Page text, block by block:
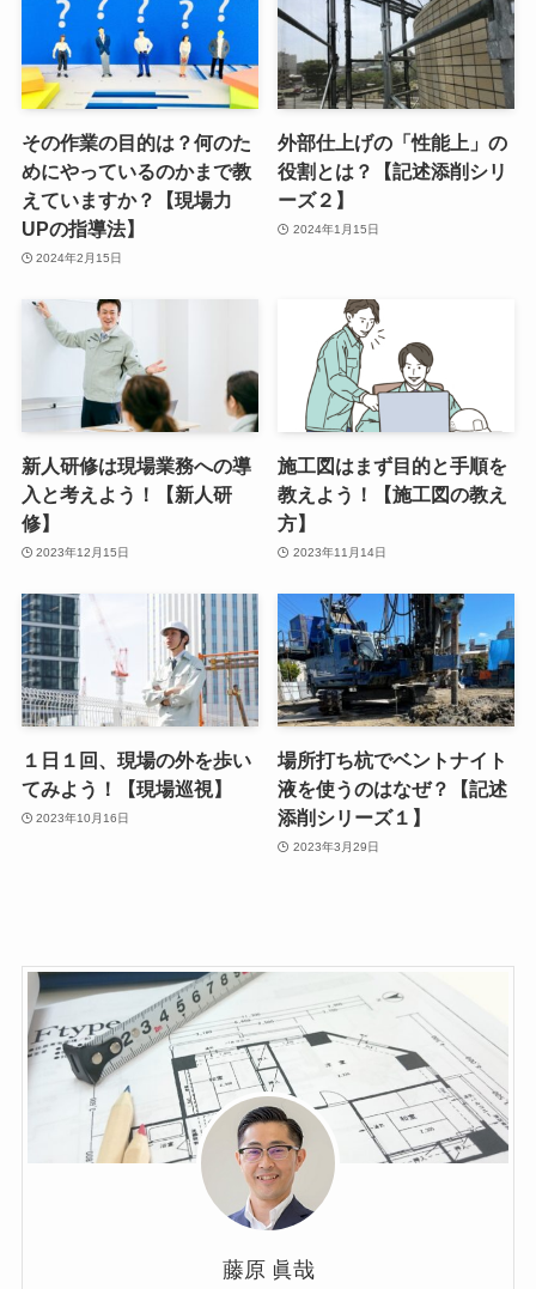
その作業の目的は？何のた
めにやっているのかまで教
えていますか？【現場力
UPの指導法】
2024年2月15日
外部仕上げの「性能上」の
役割とは？【記述添削シリ
ーズ２】
2024年1月15日
新人研修は現場業務への導
入と考えよう！【新人研
修】
2023年12月15日
施工図はまず目的と手順を
教えよう！【施工図の教え
方】
2023年11月14日
１日１回、現場の外を歩い
てみよう！【現場巡視】
2023年10月16日
場所打ち杭でベントナイト
液を使うのはなぜ？【記述
添削シリーズ１】
2023年3月29日
藤原 眞哉